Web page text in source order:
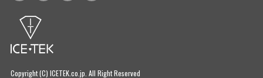
Copyright (C) ICETEK.co.jp. All Right Reserved